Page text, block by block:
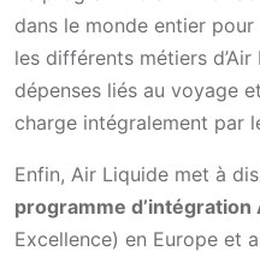
dans le monde entier
les différents métiers
dépenses liés au voyage
charge intégralement par
Enfin, Air Liquide met à
programme d’intégration
Excellence) en Europe et